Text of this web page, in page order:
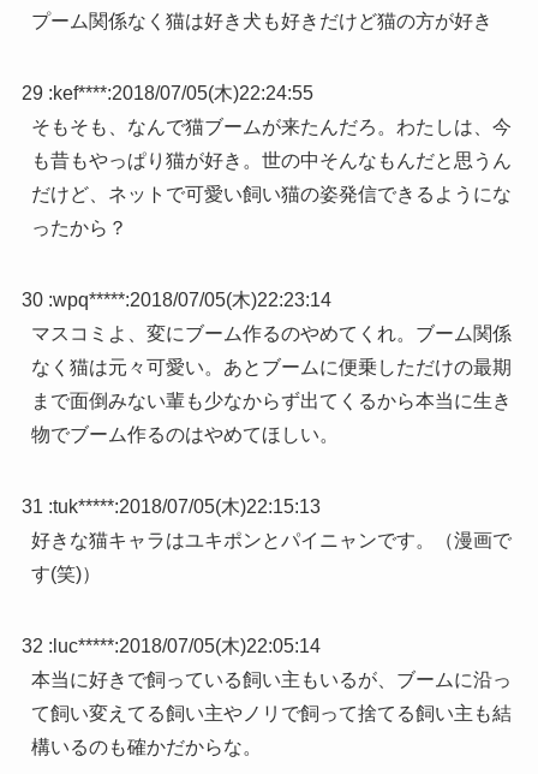
プーム関係なく猫は好き犬も好きだけど猫の方が好き
29 :kef****:2018/07/05(木)22:24:55
そもそも、なんで猫ブームが来たんだろ。わたしは、今
も昔もやっぱり猫が好き。世の中そんなもんだと思うん
だけど、ネットで可愛い飼い猫の姿発信できるようにな
ったから？
30 :wpq*****:2018/07/05(木)22:23:14
マスコミよ、変にブーム作るのやめてくれ。ブーム関係
なく猫は元々可愛い。あとブームに便乗しただけの最期
まで面倒みない輩も少なからず出てくるから本当に生き
物でブーム作るのはやめてほしい。
31 :tuk*****:2018/07/05(木)22:15:13
好きな猫キャラはユキポンとパイニャンです。（漫画で
す(笑)）
32 : luc*****:2018/07/05(木)22:05:14
本当に好きで飼っている飼い主もいるが、ブームに沿っ
て飼い変えてる飼い主やノリで飼って捨てる飼い主も結
構いるのも確かだからな。